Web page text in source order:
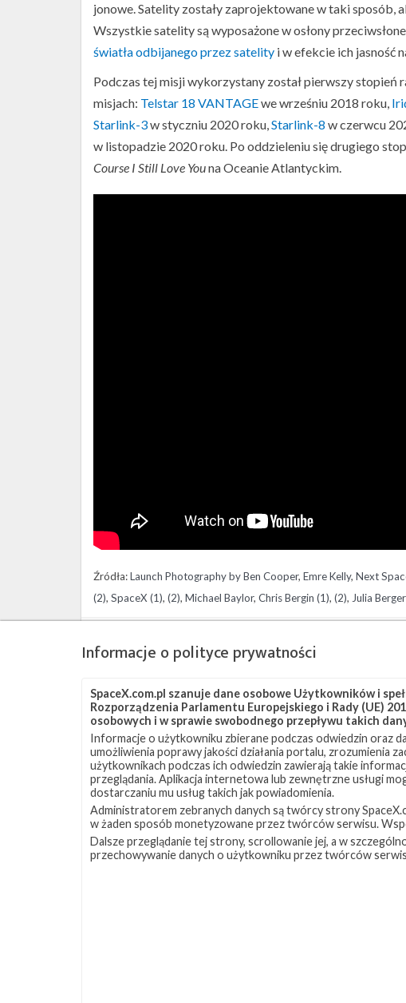
jonowe. Satelity zostały zaprojektowane w taki sposób,
Wszystkie satelity są wyposażone w osłony
światła odbijanego przez satelity i w efekcie ich jasność
Podczas tej misji wykorzystany został pierwszy stopień
misjach: Telstar 18 VANTAGEwe wrześniu 2018 roku,
Starlink-3w styczniu 2020 roku,Starlink-8 w czerwcu
w listopadzie 2020 roku. Po oddzieleniu się drugiego
Course I Still Love Youna Oceanie Atlantyckim.
Źródła:Launch Photography by Ben Cooper, Emre Kelly, Next
(2), SpaceX (1), (2), Michael Baylor, Chris Bergin (1), (2), Julia
LC-39A OCISLY
Informacje o polityce prywatności
SpaceX.com.pl szanuje dane osobowe Użytkowników i
Rozporządzenia Parlamentu Europejskiego i Rady (UE)
osobowych i w sprawie swobodnego przepływu takich
Informacje o użytkowniku zbierane podczas odwiedzin oraz
umożliwienia poprawy jakości działania portalu, zrozumienia
użytkownikach podczas ich odwiedzin zawierają takie
przeglądania. Aplikacja internetowa lub zewnętrzne usługi
dostarczaniu mu usług takich jak powiadomienia.
Administratorem zebranych danych są twórcy strony
w żaden sposób monetyzowane przez twórców serwisu.
Dalsze przeglądanie tej strony, scrollowanie jej, a w
przechowywanie danych o użytkowniku przez twórców